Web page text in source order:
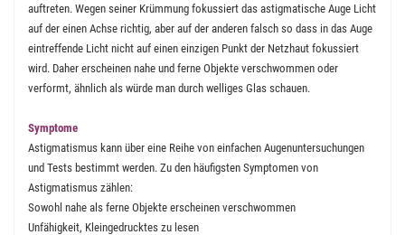
auftreten. Wegen seiner Krümmung fokussiert das astigmatische Auge Licht
auf der einen Achse richtig, aber auf der anderen falsch so dass in das Auge
eintreffende Licht nicht auf einen einzigen Punkt der Netzhaut fokussiert
wird. Daher erscheinen nahe und ferne Objekte verschwommen oder
verformt, ähnlich als würde man durch welliges Glas schauen.
Symptome
Astigmatismus kann über eine Reihe von einfachen Augenuntersuchungen
und Tests bestimmt werden. Zu den häufigsten Symptomen von
Astigmatismus zählen:
Sowohl nahe als ferne Objekte erscheinen verschwommen
Unfähigkeit, Kleingedrucktes zu lesen